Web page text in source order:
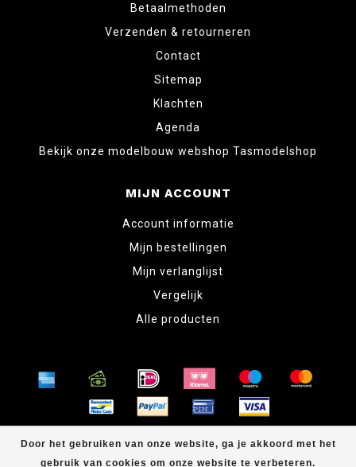
Door het gebruiken van onze website, ga je akkoord met het
gebruik van cookies om onze website te verbeteren.
Betaalmethoden
Verzenden & retourneren
Contact
Sitemap
Klachten
Agenda
Bekijk onze modelbouw webshop Tasmodelshop
MIJN ACCOUNT
Account informatie
Mijn bestellingen
Mijn verlanglijst
Vergelijk
Alle producten
© Copyright 2026 www.tabletopper.nl